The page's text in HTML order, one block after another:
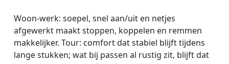
Woon-werk: soepel, snel aan/uit en netjes
afgewerkt maakt stoppen, koppelen en remmen
makkelijker. Tour: comfort dat stabiel blijft tijdens
lange stukken; wat bij passen al rustig zit, blijft dat